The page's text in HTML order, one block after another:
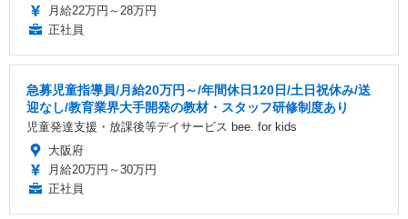
月給22万円～28万円
正社員
急募児童指導員/月給20万円～/年間休日120日/土日祝休み/送
迎なし/教育業界大手開発の教材・スタッフ研修制度あり
児童発達支援・放課後等デイサービス bee. for kids
大阪府
月給20万円～30万円
正社員